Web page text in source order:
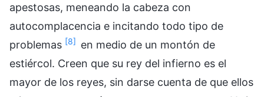
apestosas, meneando la cabeza con
autocomplacencia e incitando todo tipo de
problemas [8] en medio de un montón de
estiércol. Creen que su rey del infierno es el
mayor de los reyes, sin darse cuenta de que ellos